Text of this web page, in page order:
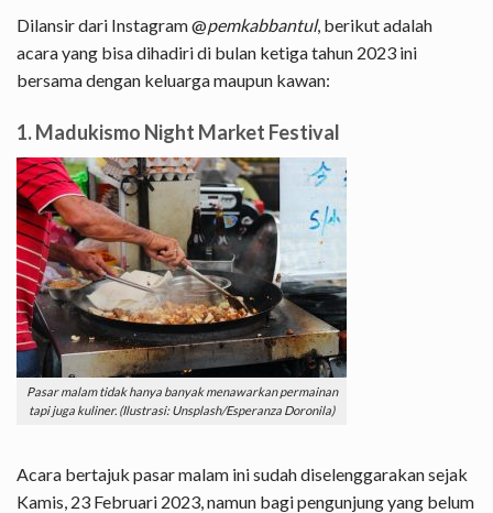
Dilansir dari Instagram @pemkabbantul, berikut adalah
acara yang bisa dihadiri di bulan ketiga tahun 2023 ini
bersama dengan keluarga maupun kawan:
1. Madukismo Night Market Festival
Pasar malam tidak hanya banyak menawarkan permainan
tapi juga kuliner. (Ilustrasi: Unsplash/Esperanza Doronila)
Acara bertajuk pasar malam ini sudah diselenggarakan sejak
Kamis, 23 Februari 2023, namun bagi pengunjung yang belum